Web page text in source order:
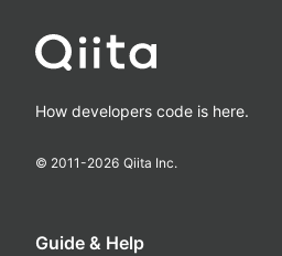
How developers code is here.
© 2011-2026 Qiita Inc.
Guide & Help